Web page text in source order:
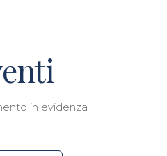
in evidenza